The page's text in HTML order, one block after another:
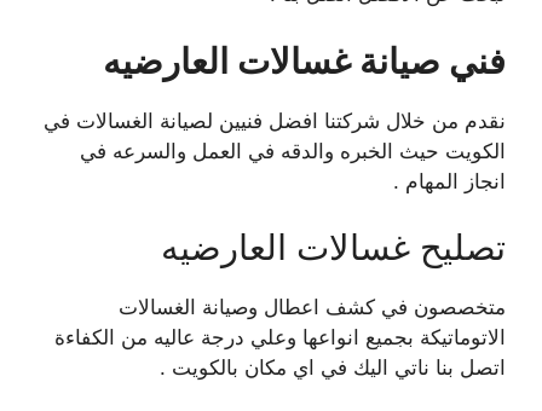
فني صيانة غسالات العارضيه
نقدم من خلال شركتنا افضل فنيين لصيانة الغسالات في
الكويت حيث الخبره والدقه في العمل والسرعه في
انجاز المهام .
تصليح غسالات العارضيه
متخصصون في كشف اعطال وصيانة الغسالات
الاتوماتيكة بجميع انواعها وعلي درجة عاليه من الكفاءة
اتصل بنا ناتي اليك في اي مكان بالكويت .